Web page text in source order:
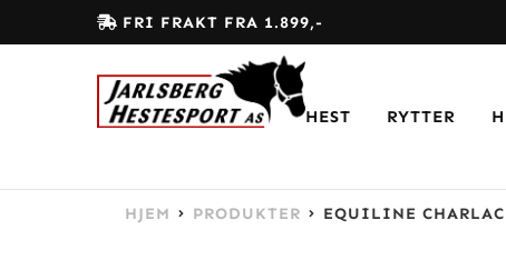
FRI FRAKT FRA 1.899,-
HEST RYTTER
HJEM PRODUKTER EQUILINE